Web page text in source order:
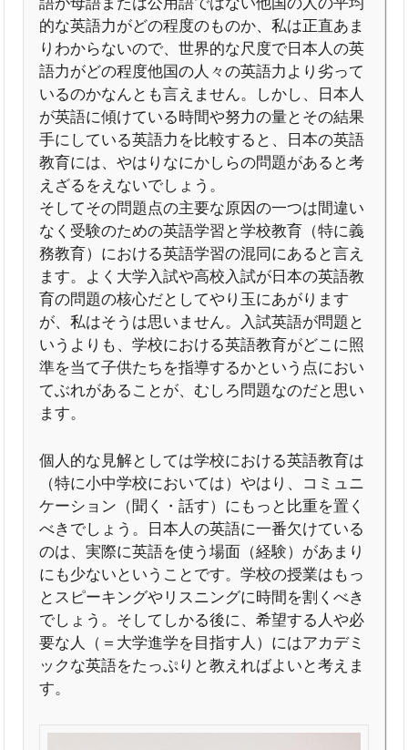
的な英語力がどの程度のものか、私は正直あま
りわからないので、世界的な尺度で日本人の英
語力がどの程度他国の人々の英語力より劣って
いるのかなんとも言えません。しかし、日本人
が英語に傾けている時間や努力の量とその結果
手にしている英語力を比較すると、日本の英語
教育には、やはりなにかしらの問題があると考
えざるをえないでしょう。
そしてその問題点の主要な原因の一つは間違い
なく受験のための英語学習と学校教育（特に義
務教育）における英語学習の混同にあると言え
ます。よく大学入試や高校入試が日本の英語教
育の問題の核心だとしてやり玉にあがります
が、私はそうは思いません。入試英語が問題と
いうよりも、学校における英語教育がどこに照
準を当て子供たちを指導するかという点におい
てぶれがあることが、むしろ問題なのだと思い
ます。
個人的な見解としては学校における英語教育は
（特に小中学校においては）やはり、コミュニ
ケーション（聞く・話す）にもっと比重を置く
べきでしょう。日本人の英語に一番欠けている
のは、実際に英語を使う場面（経験）があまり
にも少ないということです。学校の授業はもっ
とスピーキングやリスニングに時間を割くべき
でしょう。そしてしかる後に、希望する人や必
要な人（＝大学進学を目指す人）にはアカデミ
ックな英語をたっぷりと教えればよいと考えま
す。